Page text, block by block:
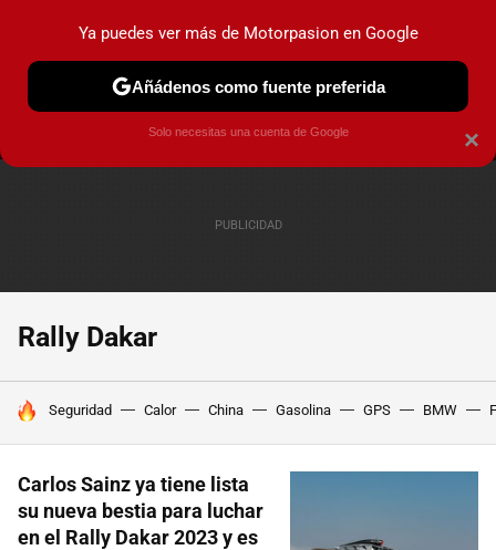
MENÚ NUEVO
COCHES ELÉCTRICOS OBSERVATORIO
Rally Dakar
HOY SE HABLA DE
Seguridad Calor China Gasolina GPS BMW
Carlos Sainz ya tiene lista
su nueva bestia para luchar
en el Rally Dakar 2023 y es
×
Ya puedes ver más de Motorpasion en Google
Añádenos como fuente preferida
Solo necesitas una cuenta de Google